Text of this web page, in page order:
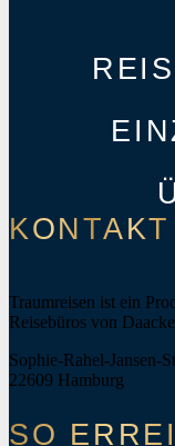
KONTAKT
Traumreisen ist ein
Reisebüros von
Sophie-Rahel-Jansen-
22609 Hamburg
SO